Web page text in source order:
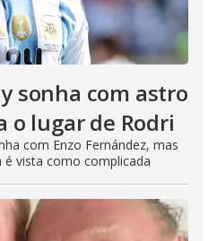
sonha com astro
o lugar de Rodri
com Enzo Fernández, mas
vista como complicada